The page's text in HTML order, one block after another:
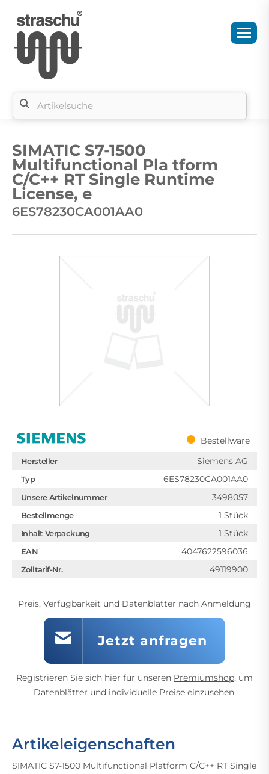
SIMATIC S7-1500
Multifunctional Pla tform
C/C++ RT Single Runtime
License, e
6ES78230CA001AA0
Bestellware
Hersteller Siemens AG
Typ 6ES78230CA001AA0
Unsere Artikelnummer 3498057
Bestellmenge 1 Stück
Inhalt Verpackung 1 Stück
EAN 4047622596036
Zolltarif-Nr. 49119900
Preis, Verfügbarkeit und Datenblätter nach Anmeldung
Jetzt anfragen
Registrieren Sie sich hier für unseren Premiumshop, um
Datenblätter und individuelle Preise einzusehen.
Artikeleigenschaften
SIMATIC S7-1500 Multifunctional Platform C/C++ RT Single